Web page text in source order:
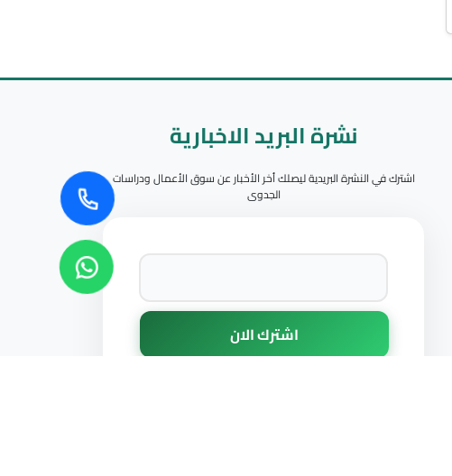
نشرة البريد الاخبارية
اشترك في النشرة البريدية ليصلك أخر الأخبار عن سوق الأعمال ودراسات
الجدوى